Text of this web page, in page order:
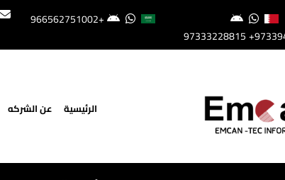
+966562751002
الرئيسية عن الشركه